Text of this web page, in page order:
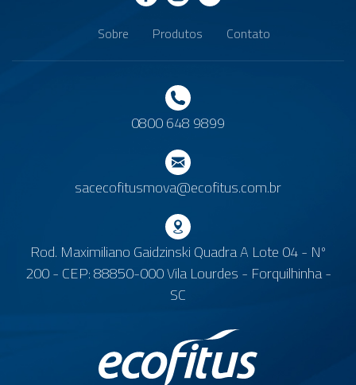
Sobre Produtos Contato
0800 648 9899
sacecofitusmova@ecofitus.com.br
Rod. Maximiliano Gaidzinski Quadra A Lote 04 - Nº
200 - CEP: 88850-000 Vila Lourdes - Forquilhinha -
SC